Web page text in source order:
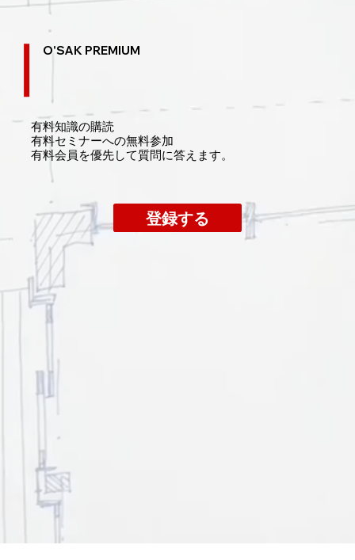
O'SAK PREMIUM
有料知識の購読
​有料セミナーへの無料参加
​有料会員を優先して質問に答えます。
登録する